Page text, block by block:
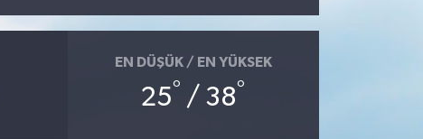
EN DÜŞÜK / EN YÜKSEK
25° / 38°